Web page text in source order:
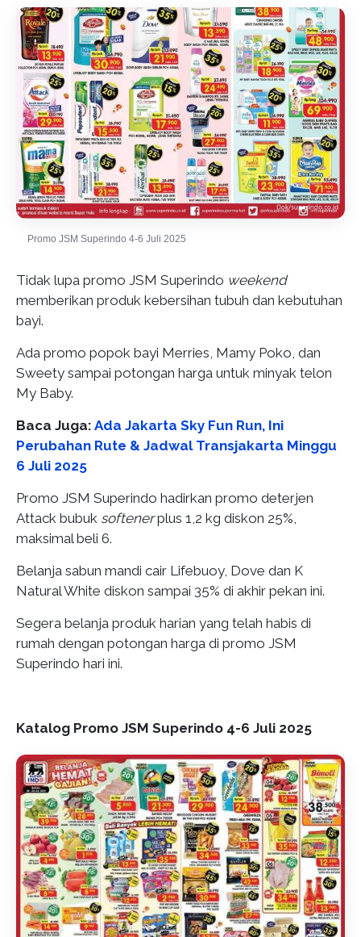
Promo JSM Superindo 4-6 Juli 2025
Tidak lupa promo JSM Superindo weekend
memberikan produk kebersihan tubuh dan kebutuhan
bayi.
Ada promo popok bayi Merries, Mamy Poko, dan
Sweety sampai potongan harga untuk minyak telon
My Baby.
Baca Juga: Ada Jakarta Sky Fun Run, Ini
Perubahan Rute & Jadwal Transjakarta Minggu
6 Juli 2025
Promo JSM Superindo hadirkan promo deterjen
Attack bubuk softenerplus 1,2 kg diskon 25%,
maksimal beli 6.
Belanja sabun mandi cair Lifebuoy, Dove dan K
Natural White diskon sampai 35% di akhir pekan ini.
Segera belanja produk harian yang telah habis di
rumah dengan potongan harga di promo JSM
Superindo hari ini.
Katalog Promo JSM Superindo 4-6 Juli 2025